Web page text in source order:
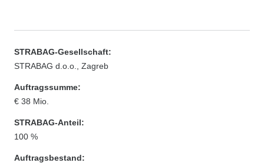
STRABAG-Gesellschaft:
STRABAG d.o.o., Zagreb
Auftragssumme:
€ 38 Mio.
STRABAG-Anteil:
100 %
Auftragsbestand: